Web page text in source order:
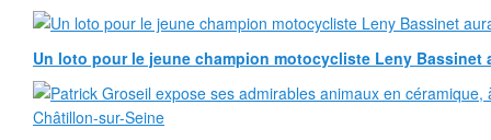
Un loto pour le jeune champion motocycliste Leny Bassinet